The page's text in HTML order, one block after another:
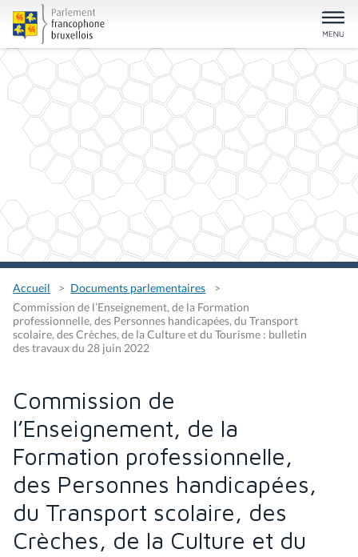
Accueil
Documents parlementaires
Commission de l’Enseignement, de la Formation
professionnelle, des Personnes handicapées, du Transport
scolaire, des Crèches, de la Culture et du Tourisme : bulletin
des travaux du 28 juin 2022
Commission de
l’Enseignement, de la
Formation professionnelle,
des Personnes handicapées,
du Transport scolaire, des
Crèches, de la Culture et du